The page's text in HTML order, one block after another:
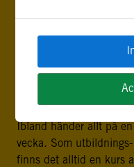
möten med FN:s
om vidareutveckling av
KAVAJEN PÅ.
20 september, 2013
Ibland händer allt på
vecka. Som
finns det alltid en kurs